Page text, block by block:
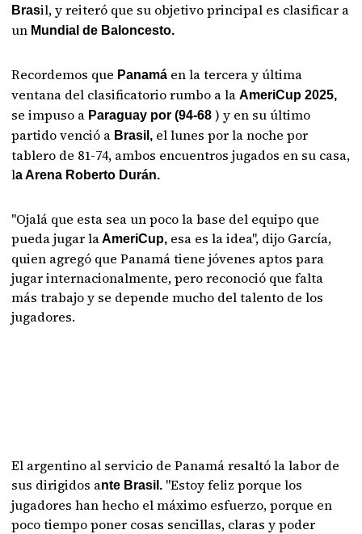
Brasil, y reiteró que su objetivo principal es clasificar a
un Mundial de Baloncesto.
Recordemos que Panamá en la tercera y última
ventana del clasificatorio rumbo a laAmeriCup 2025,
se impuso a Paraguay por (94-68) y en su último
partido venció a Brasil, el lunes por la noche por
tablero de 81-74, ambos encuentros jugados en su casa,
la Arena Roberto Durán.
"Ojalá que esta sea un poco la base del equipo que
pueda jugar laAmeriCup, esa es la idea", dijo García,
quien agregó que Panamá tiene jóvenes aptos para
jugar internacionalmente, pero reconoció que falta
más trabajo y se depende mucho del talento de los
jugadores.
El argentino al servicio de Panamá resaltó la labor de
sus dirigidos ante Brasil. "Estoy feliz porque los
jugadores han hecho el máximo esfuerzo, porque en
poco tiempo poner cosas sencillas, claras y poder